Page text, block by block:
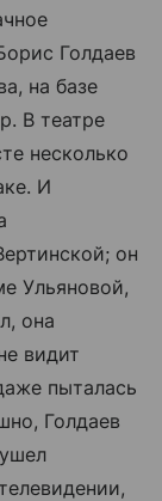
Голдаев
на базе
В театре
несколько
И
он
Ульяновой,
она
видит
пыталась
Голдаев